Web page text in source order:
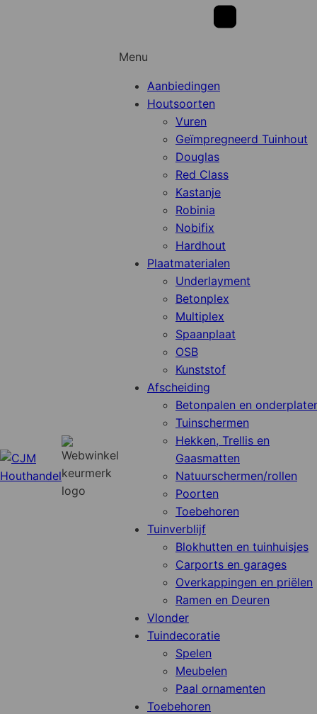
Menu
Aanbiedingen
Houtsoorten
Vuren
Geïmpregneerd Tuinhout
Douglas
Red Class
Kastanje
Robinia
Nobifix
Hardhout
Plaatmaterialen
Underlayment
Betonplex
Multiplex
Spaanplaat
OSB
Kunststof
Afscheiding
Betonpalen en
Tuinschermen
Hekken, Trellis en
Gaasmatten
Natuurschermen/rollen
Poorten
Toebehoren
Tuinverblijf
Blokhutten en tuinhuisjes
Carports en garages
Overkappingen en priëlen
Ramen en Deuren
Vlonder
Tuindecoratie
Spelen
Meubelen
Paal ornamenten
Toebehoren